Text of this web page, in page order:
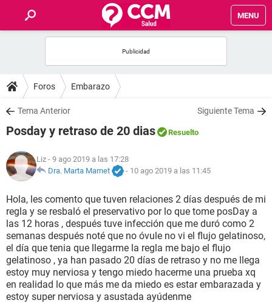
MENU
FOROS
SALUD
NUTRICIÓN
BIENESTAR
SEXUALIDAD
GLOSARIO
Foros Embarazo
Tema Anterior Siguiente Tema
Posday y retraso de 20 dias Resuelto
Liz - 9 ago 2019 a las 17:28
Dra. Marta Marnet
- 10 ago 2019 a las 11:45
Hola, les comento que tuven relaciones 2 días después de mi
regla y se resbaló el preservativo por lo que tome posDay a
las 12 horas , después tuve infección que me duró como 2
semanas después noté que no óvule no vi el flujo gelatinoso,
el día que tenia que llegarme la regla me bajo el flujo
gelatinoso , ya han pasado 20 días de retraso y no me llega
estoy muy nerviosa y tengo miedo hacerme una prueba xq
en realidad lo que más me da miedo es estar embarazada y
estoy super nerviosa y asustada ayúdenme